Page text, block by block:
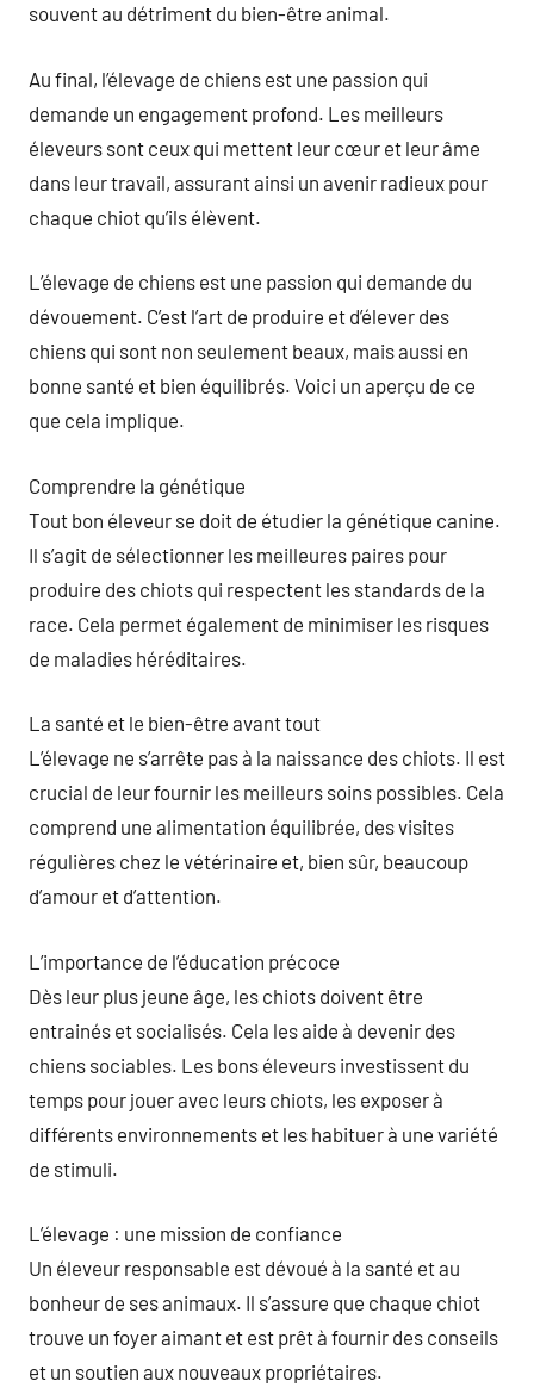
souvent au détriment du bien-être animal.
Au final, l’élevage de chiens est une passion qui
demande un engagement profond. Les meilleurs
éleveurs sont ceux qui mettent leur cœur et leur âme
dans leur travail, assurant ainsi un avenir radieux pour
chaque chiot qu’ils élèvent.
L’élevage de chiens est une passion qui demande du
dévouement. C’est l’art de produire et d’élever des
chiens qui sont non seulement beaux, mais aussi en
bonne santé et bien équilibrés. Voici un aperçu de ce
que cela implique.
Comprendre la génétique
Tout bon éleveur se doit de étudier la génétique canine.
Il s’agit de sélectionner les meilleures paires pour
produire des chiots qui respectent les standards de la
race. Cela permet également de minimiser les risques
de maladies héréditaires.
La santé et le bien-être avant tout
L’élevage ne s’arrête pas à la naissance des chiots. Il est
crucial de leur fournir les meilleurs soins possibles. Cela
comprend une alimentation équilibrée, des visites
régulières chez le vétérinaire et, bien sûr, beaucoup
d’amour et d’attention.
L’importance de l’éducation précoce
Dès leur plus jeune âge, les chiots doivent être
entrainés et socialisés. Cela les aide à devenir des
chiens sociables. Les bons éleveurs investissent du
temps pour jouer avec leurs chiots, les exposer à
différents environnements et les habituer à une variété
de stimuli.
L’élevage : une mission de confiance
Un éleveur responsable est dévoué à la santé et au
bonheur de ses animaux. Il s’assure que chaque chiot
trouve un foyer aimant et est prêt à fournir des conseils
et un soutien aux nouveaux propriétaires.